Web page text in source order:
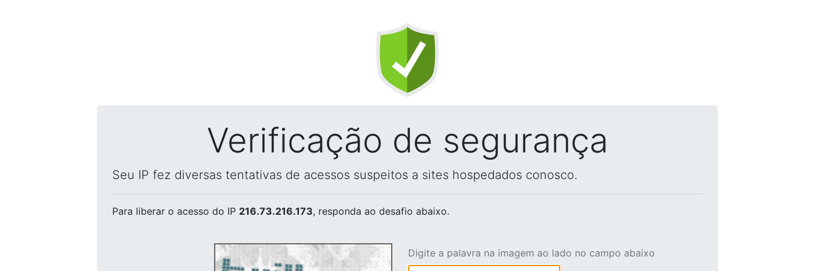
Verificação de segurança
Seu IP fez diversas tentativas de acessos suspeitos a sites hospedados conosco.
Para liberar o acesso do IP 216.73.216.173, responda ao desafio abaixo.
Digite a palavra na imagem ao lado no campo abaixo